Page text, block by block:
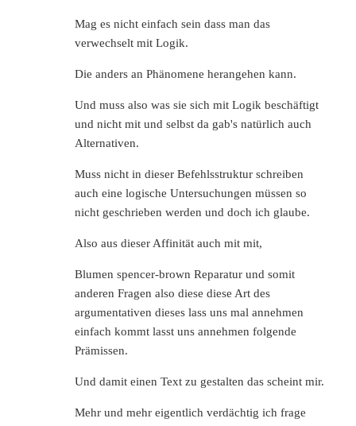
Mag es nicht einfach sein dass man das
verwechselt mit Logik.
Die anders an Phänomene herangehen kann.
Und muss also was sie sich mit Logik beschäftigt
und nicht mit und selbst da gab's natürlich auch
Alternativen.
Muss nicht in dieser Befehlsstruktur schreiben
auch eine logische Untersuchungen müssen so
nicht geschrieben werden und doch ich glaube.
Also aus dieser Affinität auch mit mit,
Blumen spencer-brown Reparatur und somit
anderen Fragen also diese diese Art des
argumentativen dieses lass uns mal annehmen
einfach kommt lasst uns annehmen folgende
Prämissen.
Und damit einen Text zu gestalten das scheint mir.
Mehr und mehr eigentlich verdächtig ich frage